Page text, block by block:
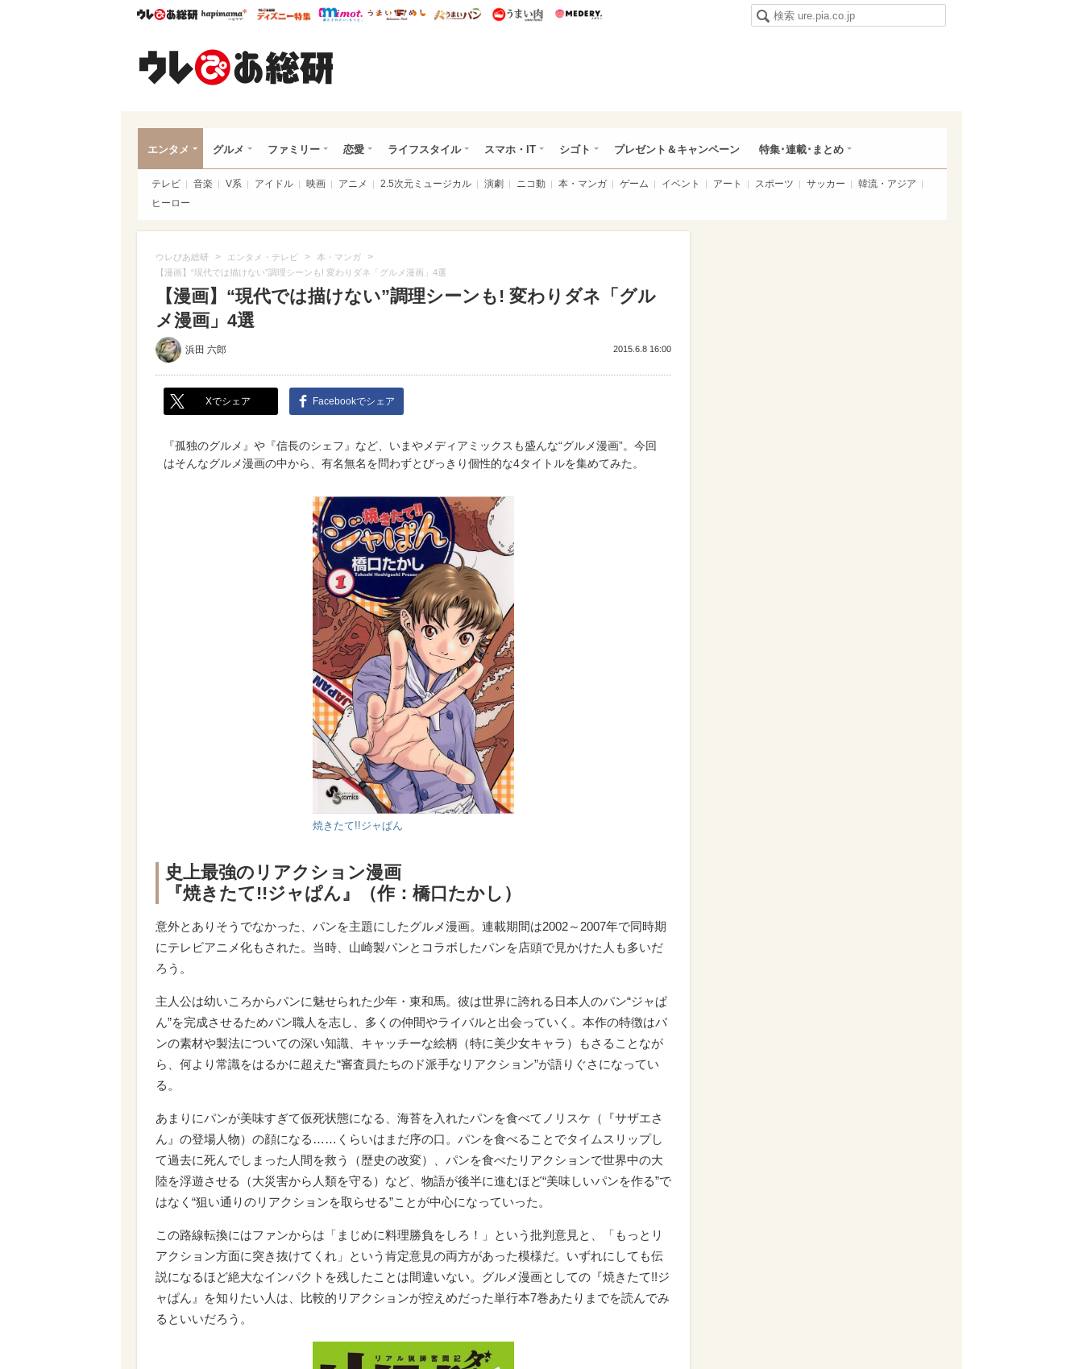
ウレぴあ総研ハピママ* ウレぴあ総研 ディズニー特集
mimot. うまいめし うまいパン うまい肉
エンタメ グルメ ファミリー 恋愛 ライフスタイル スマホ・IT シゴト プレゼント＆キャンペーン 特集･連載･まとめ
テレビ 音楽 V系 アイドル 映画 アニメ 2.5次元ミュージカル 演劇 ニコ動 本・マンガ ゲーム イベント アート スポーツ サッカー
韓流・アジア
ヒーロー
ウレぴあ総研 > エンタメ・テレビ > 本・マンガ >
【漫画】“現代では描けない”調理シーンも! 変わりダネ「グルメ漫画」4選
【漫画】“現代では描けない”調理シーンも! 変わりダネ「グル
メ漫画」4選
浜田 六郎 2015.6.8 16:00
Xでシェア Facebookでシェア
『孤独のグルメ』や『信長のシェフ』など、いまやメディアミックスも盛んな“グルメ漫画”。今回
はそんなグルメ漫画の中から、有名無名を問わずとびっきり個性的な4タイトルを集めてみた。
焼きたて!!ジャぱん
史上最強のリアクション漫画
『焼きたて!!ジャぱん』（作：橋口たかし）
意外とありそうでなかった、パンを主題にしたグルメ漫画。連載期間は2002～2007年で同時期
にテレビアニメ化もされた。当時、山崎製パンとコラボしたパンを店頭で見かけた人も多いだ
ろう。
主人公は幼いころからパンに魅せられた少年・東和馬。彼は世界に誇れる日本人のパン“ジャぱ
ん”を完成させるためパン職人を志し、多くの仲間やライバルと出会っていく。本作の特徴はパ
ンの素材や製法についての深い知識、キャッチーな絵柄（特に美少女キャラ）もさることなが
ら、何より常識をはるかに超えた“審査員たちのド派手なリアクション”が語りぐさになってい
る。
あまりにパンが美味すぎて仮死状態になる、海苔を入れたパンを食べてノリスケ（『サザエさ
ん』の登場人物）の顔になる……くらいはまだ序の口。パンを食べることでタイムスリップし
て過去に死んでしまった人間を救う（歴史の改変）、パンを食べたリアクションで世界中の大
陸を浮遊させる（大災害から人類を守る）など、物語が後半に進むほど“美味しいパンを作る”で
はなく“狙い通りのリアクションを取らせる”ことが中心になっていった。
この路線転換にはファンからは「まじめに料理勝負をしろ！」という批判意見と、「もっとリ
アクション方面に突き抜けてくれ」という肯定意見の両方があった模様だ。いずれにしても伝
説になるほど絶大なインパクトを残したことは間違いない。グルメ漫画としての『焼きたて!!ジ
ャぱん』を知りたい人は、比較的リアクションが控えめだった単行本7巻あたりまでを読んでみ
るといいだろう。